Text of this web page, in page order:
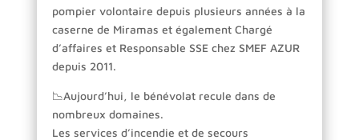
pompier volontaire depuis plusieurs années à la
caserne de Miramas et également Chargé
d’affaires et Responsable SSE chez SMEF AZUR
depuis 2011.
📉Aujourd’hui, le bénévolat recule dans de
nombreux domaines.
Les services d’incendie et de secours